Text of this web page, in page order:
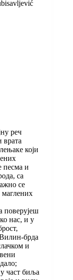
реч
који
песма и
са
се
маглених
поверујеш
нас, и у
брда
и
част биља